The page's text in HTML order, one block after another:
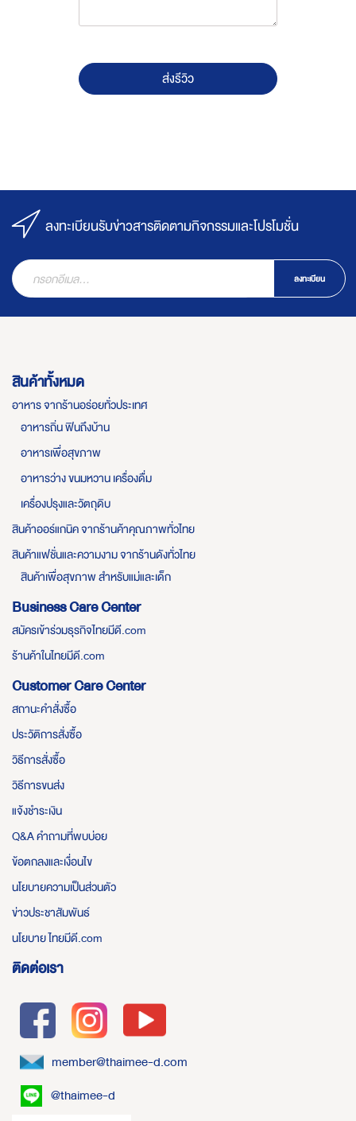
ส่งรีวิว
ลงทะเบียนรับข่าวสารติดตามกิจกรรมและโปรโมชั่น
ลงทะเบียน
สินค้าทั้งหมด
อาหาร จากร้านอร่อยทั่วประเทศ
อาหารถิ่น ฟินถึงบ้าน
อาหารเพื่อสุขภาพ
อาหารว่าง ขนมหวาน เครื่องดื่ม
เครื่องปรุงและวัตถุดิบ
สินค้าออร์แกนิค จากร้านค้าคุณภาพทั่วไทย
สินค้าแฟชั่นและความงาม จากร้านดังทั่วไทย
สินค้าเพื่อสุขภาพ สำหรับแม่และเด็ก
Business Care Center
สมัครเข้าร่วมธุรกิจไทยมีดี.com
ร้านค้าในไทยมีดี.com
Customer Care Center
สถานะคำสั่งซื้อ
ประวัติการสั่งซื้อ
วิธีการสั่งซื้อ
วิธีการขนส่ง
แจ้งชำระเงิน
Q&A คำถามที่พบบ่อย
ข้อตกลงและเงื่อนไข
นโยบายความเป็นส่วนตัว
ข่าวประชาสัมพันธ์
นโยบาย ไทยมีดี.com
ติดต่อเรา
member@thaimee-d.com
@thaimee-d